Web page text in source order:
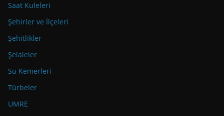
Saat Kuleleri
Şehirler ve İlçeleri
Şehitlikler
Şelaleler
Su Kemerleri
Türbeler
UMRE